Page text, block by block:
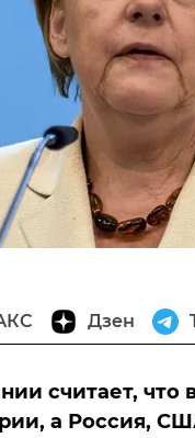
Дзен
считает,
а Россия,